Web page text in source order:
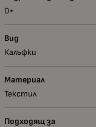
0+
Вид
Калъфки
Материал
Текстил
Подходящ за